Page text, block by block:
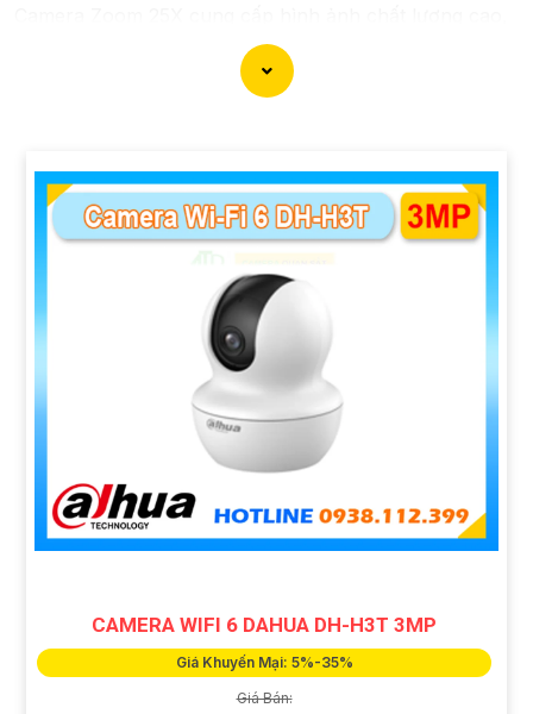
sắc nét và rõ ràng ngay cả khi zoom xa. Những trang
bị mới được tích hợp đem lại lợi ích cho bạn theo dõi
những vị trí xa một cách dễ dàng và chính xác.
bạn quét toàn bộ không gian một cách hoàn toàn tự
động.
Với tính năng cảm biến chuyển động và cảnh báo
thông minh, Camera Zoom 25X giúp bạn nhận biết và
phát hiện sự cố sớm, từ đó bảo vệ an ninh cho ngôi
nhà hoặc doanh nghiệp của bạn.
Camera Zoom 25X được thiết kế nhỏ gọn, dễ lắp đặt và
ứng dụng linh hoạt trong nhiều môi trường khác nhau,
từ trong nhà đến ngoài trời.
Với Camera Zoom 25X, bạn hoàn toàn yên tâm về việc
quan sát và giám sát từ xa mọi lúc, mọi nơi mà không
gặp bất kỳ khó khăn nào.
CAMERA WIFI 6 DAHUA DH-H3T 3MP
Giá Khuyến Mại: 5%-35%
Giá Bán: